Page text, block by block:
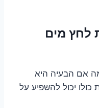
לחץ מים
אם הבעיה היא
כולו יכול להשפיע על